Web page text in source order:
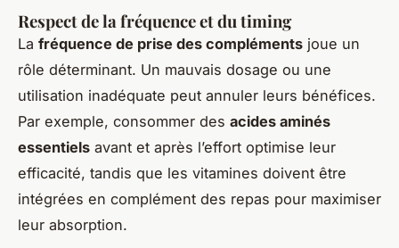
Respect de la fréquence et du timing
La fréquence de prise des compléments joue un
rôle déterminant. Un mauvais dosage ou une
utilisation inadéquate peut annuler leurs bénéfices.
Par exemple, consommer des acides aminés
essentiels avant et après l’effort optimise leur
efficacité, tandis que les vitamines doivent être
intégrées en complément des repas pour maximiser
leur absorption.